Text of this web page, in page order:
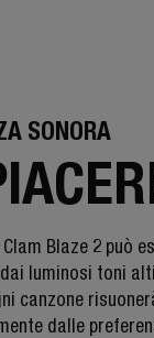
SONORA
Clam Blaze 2 può
luminosi toni
canzone
dalle